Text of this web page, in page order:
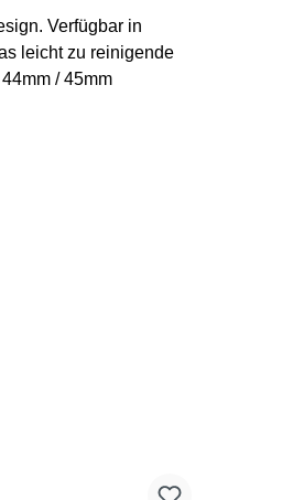
leicht zu reinigende
/ 44mm / 45mm